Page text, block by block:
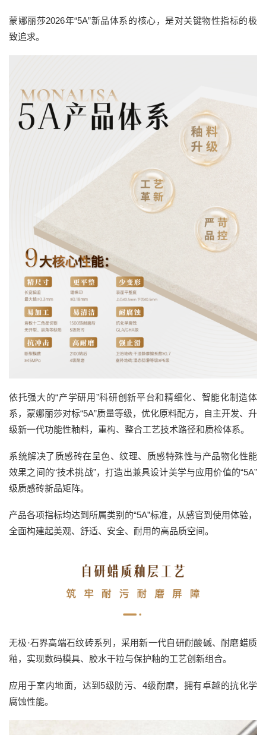
蒙娜丽莎2026年“5A”新品体系的核心，是对关键物性指标的极
致追求。
依托强大的“产学研用”科研创新平台和精细化、智能化制造体
系，蒙娜丽莎对标“5A”质量等级，优化原料配方，自主开发、升
级新一代功能性釉料，重构、整合工艺技术路径和质检体系。
系统解决了质感砖在呈色、纹理、质感特殊性与产品物化性能
效果之间的“技术挑战”，打造出兼具设计美学与应用价值的“5A”
级质感砖新品矩阵。
产品各项指标均达到所属类别的“5A”标准，从感官到使用体验，
全面构建起美观、舒适、安全、耐用的高品质空间。
无极·石界高端石纹砖系列，采用新一代自研耐酸碱、耐磨蜡质
釉，实现数码模具、胶水干粒与保护釉的工艺创新组合。
应用于室内地面，达到5级防污、4级耐磨，拥有卓越的抗化学
腐蚀性能。